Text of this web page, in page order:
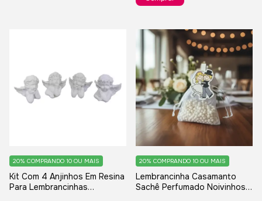
Kit Com 4 Anjinhos Em Resina
Para Lembrancinhas
20% COMPRANDO 10 OU MAIS
Lembrancinha Casamanto
Sachê Perfumado Noivinhos -
20% COMPRANDO 10 OU MAIS